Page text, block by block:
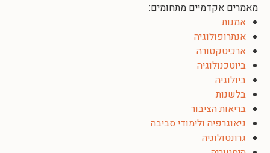
מאמרים אקדמיים מתחומים:
אמנות
אנתרופולוגיה
ארכיטקטורה
ביוטכנולוגיה
ביולוגיה
בלשנות
בריאות הציבור
גיאוגרפיה ולימודי סביבה
גרונטולוגיה